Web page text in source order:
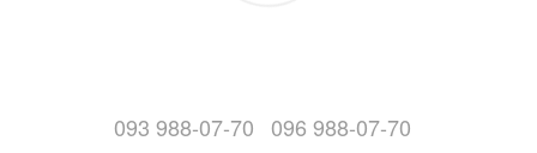
093 988-07-70 096 988-07-70